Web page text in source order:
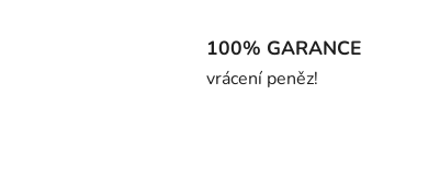
100% GARANCE
vrácení peněz!